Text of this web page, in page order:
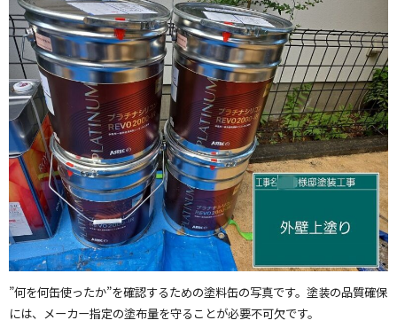
”何を何缶使ったか”を確認するための塗料缶の写真です。塗装の品質確保
には、メーカー指定の塗布量を守ることが必要不可欠です。